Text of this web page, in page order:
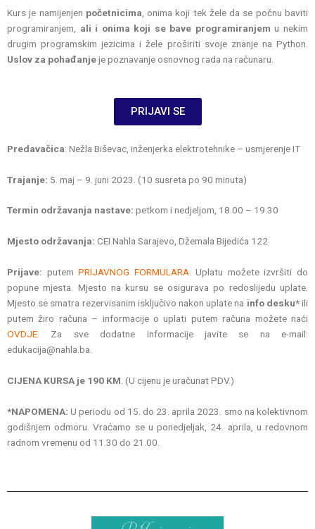
Kurs je namijenjen početnicima , onima koji tek žele da se počnu baviti
programiranjem,
ali i onima koji se bave programiranjem u nekim
drugim programskim jezicima i žele proširiti svoje znanje na Python.
Uslov za pohađanjeje poznavanje osnovnog rada na računaru.
PRIJAVI SE
Predavačica: Nežla Biševac, inženjerka elektrotehnike – usmjerenje IT
Trajanje: 5. maj – 9. juni 2023. (10 susreta po 90 minuta)
Termin održavanja nastave: petkom i nedjeljom, 18.00 – 19.30
Mjesto održavanja: CEI Nahla Sarajevo, Džemala Bijedića 122
Prijave: putemPRIJAVNOG FORMULARA . Uplatu možete izvršiti do
popune mjesta. Mjesto na kursu se osigurava po redoslijedu uplate.
Mjesto se smatra rezervisanim isključivo nakon uplate na info desku*ili
putem žiro računa – informacije o uplati putem računa možete naći
OVDJE . Za sve dodatne informacije javite se na e-mail:
edukacija@nahla.ba.
CIJENA KURSA je 190 KM . (U cijenu je uračunat PDV.)
*NAPOMENA:U periodu od 15. do 23. aprila 2023. smo na kolektivnom
godišnjem odmoru. Vraćamo se u ponedjeljak, 24. aprila, u redovnom
radnom vremenu od 11.30 do 21.00.